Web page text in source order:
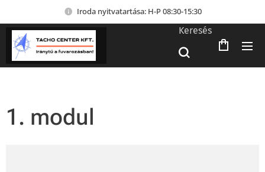
Iroda nyitvatartása: H-P 08:30-15:30
Keresés
1. modul